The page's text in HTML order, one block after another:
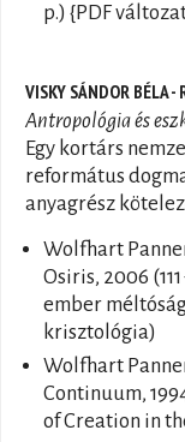
p.) {PDF
VISKY SÁNDOR BÉLA -
Antropológia és
Egy kortárs
református
anyagrész
Wolfhart
Osiris, 2006
ember
krisztológia)
Wolfhart
Continuum,
of Creation in